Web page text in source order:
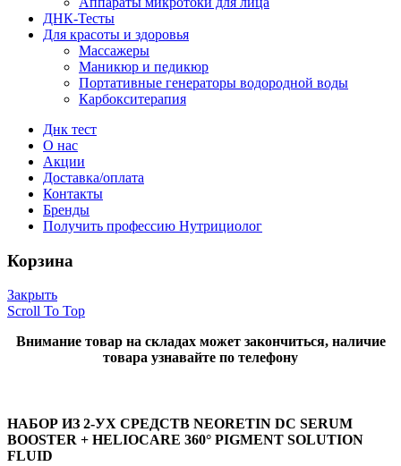
ДНК-Тесты
Для красоты и здоровья
Массажеры
Маникюр и педикюр
Портативные генераторы водородной воды
Карбокситерапия
Днк тест
О нас
Акции
Доставка/оплата
Контакты
Бренды
Получить профессию Нутрициолог
Корзина
Закрыть
Scroll To Top
Внимание товар на складах может закончиться, наличие
товара узнавайте по телефону
НАБОР ИЗ 2-УХ СРЕДСТВ NEORETIN DC SERUM
BOOSTER + HELIOCARE 360° PIGMENT SOLUTION
FLUID